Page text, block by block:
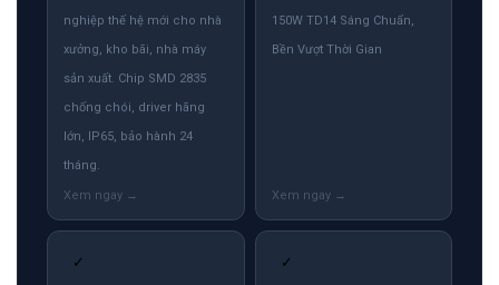
nghiệp thế hệ mới cho nhà
xưởng, kho bãi, nhà máy
sản xuất. Chip SMD 2835
chống chói, driver hãng
lớn, IP65, bảo hành 24
tháng.
150W TD14 Sáng Chuẩn,
Bền Vượt Thời Gian
✓ ✓